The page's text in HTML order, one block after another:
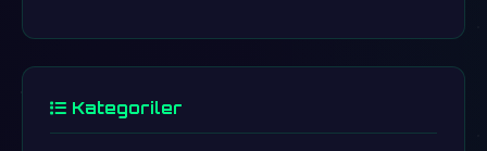
Kategoriler